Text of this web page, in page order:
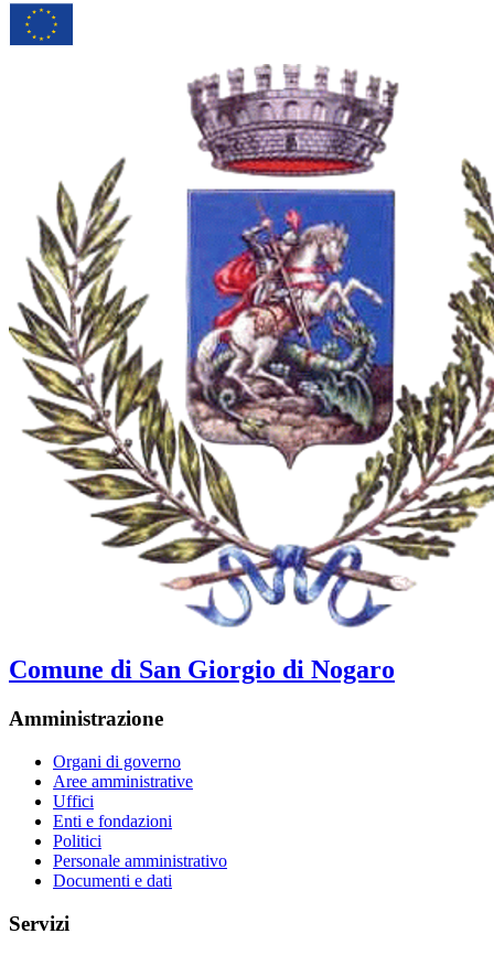
Comune di San Giorgio di Nogaro
Amministrazione
Organi di governo
Aree amministrative
Uffici
Enti e fondazioni
Politici
Personale amministrativo
Documenti e dati
Servizi